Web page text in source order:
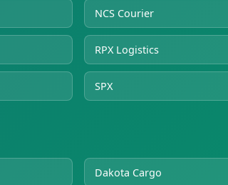
NCS Courier
RPX Logistics
SPX
Dakota Cargo